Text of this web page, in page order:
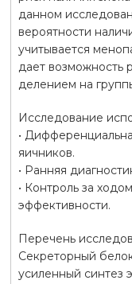
данном
вероятности
учитывается
дает возможность
делением на
Исследование
•
яичников.
• Ранняя
• Контроль за
эффективности.
Перечень
Секреторный
усиленный синтез